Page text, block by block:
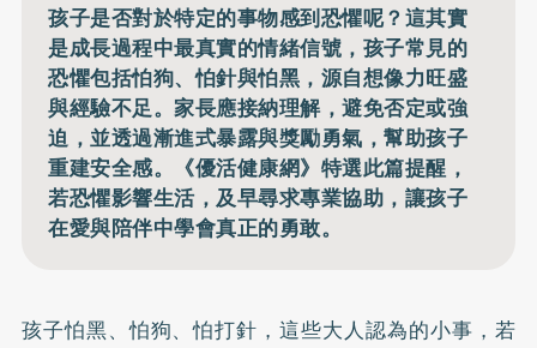
孩子是否對於特定的事物感到恐懼呢？這其實
是成長過程中最真實的情緒信號，孩子常見的
恐懼包括怕狗、怕針與怕黑，源自想像力旺盛
與經驗不足。家長應接納理解，避免否定或強
迫，並透過漸進式暴露與獎勵勇氣，幫助孩子
重建安全感。《優活健康網》特選此篇提醒，
若恐懼影響生活，及早尋求專業協助，讓孩子
在愛與陪伴中學會真正的勇敢。
孩子怕黑、怕狗、怕打針，這些大人認為的小事，若